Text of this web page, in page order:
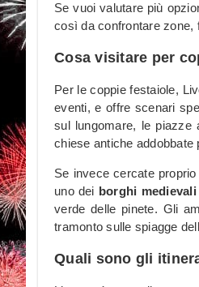
Se vuoi valutare più
così da confrontare zone,
Cosa visitare per
Per le coppie festaiole,
eventi, e offre scenari
sul lungomare, le
chiese antiche
Se invece cercate
uno dei borghi medievali
verde delle pinete. Gli
tramonto sulle spiagge
Quali sono gli